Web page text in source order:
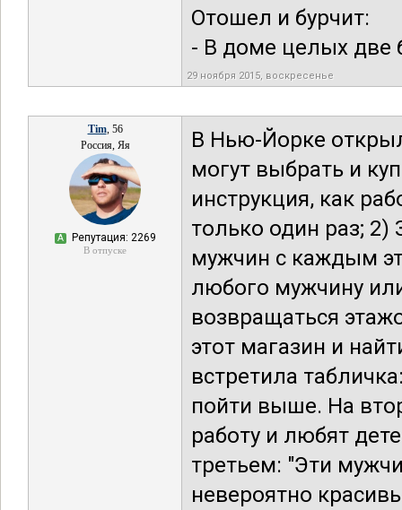
Отошел и бурчит:
- В доме целых две
29 ноября 2015, воскресенье
Tim, 56
Россия, Яя
А Репутация: 2269
В отпуске
В Нью-Йорке
могут выбрать и
инструкция, как
только один раз; 2)
мужчин с каждым
любого мужчину
возвращаться
этот магазин и
встретила
пойти выше. На
работу и любят
третьем: "Эти
невероятно